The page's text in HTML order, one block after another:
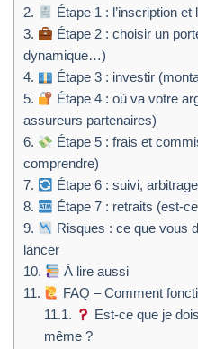
2.
Étape 1 : l’inscription
3.
Étape 2 : choisir un
dynamique…)
4.
Étape 3 : investir
5.
Étape 4 : où va votre
assureurs partenaires)
6.
Étape 5 : frais et
comprendre)
7.
Étape 6 : suivi,
8.
Étape 7 : retraits (est-
9.
Risques : ce que vous
lancer
10.
À lire aussi
11.
FAQ – Comment
11.1.
Est-ce que je
même ?